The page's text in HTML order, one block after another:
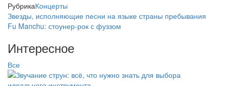
РубрикаКонцерты
Звезды, исполняющие песни на языке страны пребывания
Fu Manchu: стоунер-рок с фуззом
Интересное
Все